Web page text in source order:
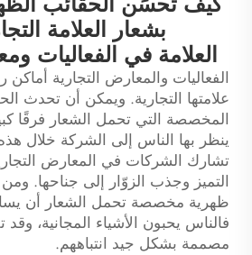
بشعار العلامة
العلامة في الفعاليات
الفعاليات والمعارض التجارية
علامتها التجارية. ويمكن أن تحدث
المخصصة التي تحمل الشعار فرقًا
ينظر بها الناس إلى الشركة خلال
تشارك الشركات في المعارض
التميز وجذب الزوّار إلى جناحها.
ظهرية مخصصة تحمل الشعار أن
فالناس يحبون الأشياء المجانية،
مصممة بشكل جيد انتباههم.